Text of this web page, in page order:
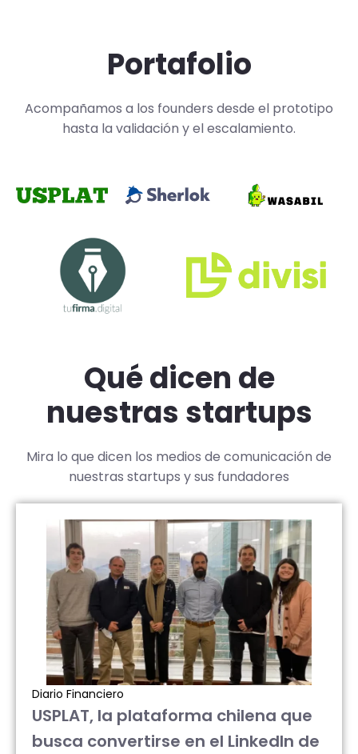
Portafolio
Acompañamos a los founders desde el prototipo
hasta la validación y el escalamiento.
Qué dicen de
nuestras startups
Mira lo que dicen los medios de comunicación de
nuestras startups y sus fundadores
Diario Financiero
USPLAT, la plataforma chilena que
busca convertirse en el LinkedIn de